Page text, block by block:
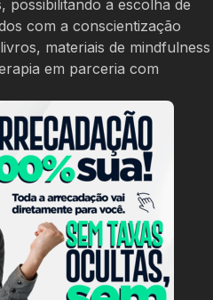
possibilitando a escolha de
com a conscientização
materiais de mindfulness
em parceria com